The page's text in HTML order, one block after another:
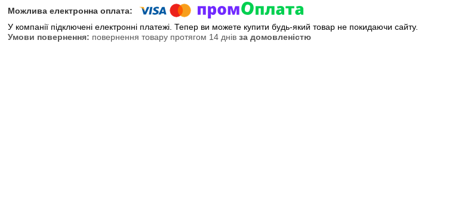
У компанії підключені електронні платежі. Тепер ви можете купити будь-який товар не покидаючи сайту.
повернення товару протягом 14 днів за домовленістю